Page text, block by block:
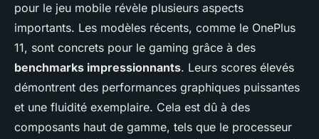
pour le jeu mobile révèle plusieurs aspects
importants. Les modèles récents, comme le OnePlus
11, sont concrets pour le gaming grâce à des
benchmarks impressionnants. Leurs scores élevés
démontrent des performances graphiques puissantes
et une fluidité exemplaire. Cela est dû à des
composants haut de gamme, tels que le processeur